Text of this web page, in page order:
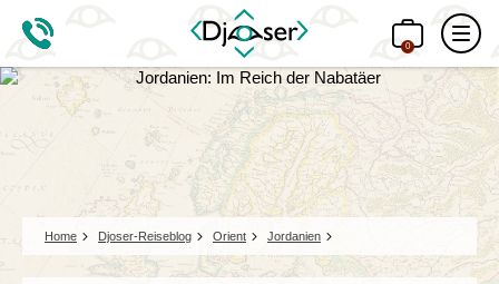
0
Home Djoser-Reiseblog Orient Jordanien